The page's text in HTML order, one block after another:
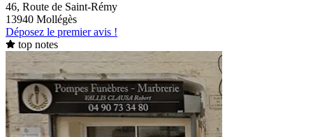
46, Route de Saint-Rémy
13940 Mollégès
Déposez le premier avis !
top notes